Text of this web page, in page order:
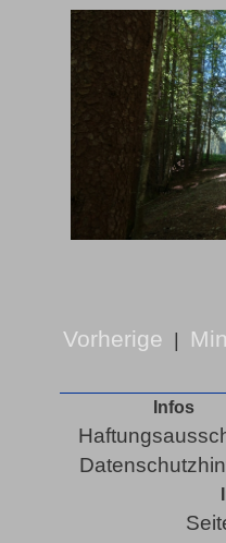
Vorherige |
Infos